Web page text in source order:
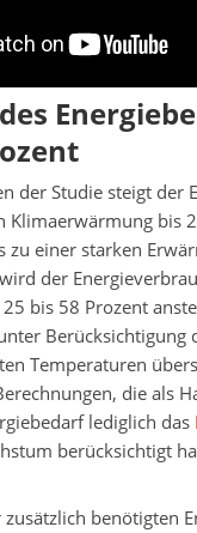
der Studie steigt der
Klimaerwärmung bis
zu einer starken
der
bis 58 Prozent
Berücksichtigung
Temperaturen
die als
lediglich das
berücksichtigt
benötigten